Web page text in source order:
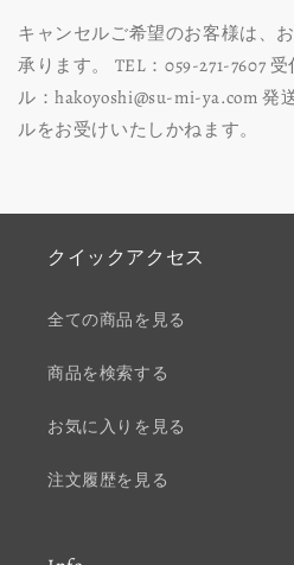
キャンセルご希望のお客様は、
承ります。 TEL：059-271-7607
ル：hakoyoshi@su-mi-ya.com 発
ルをお受けいたしかねます。
クイックアクセス
全ての商品を見る
商品を検索する
お気に入りを見る
注文履歴を見る